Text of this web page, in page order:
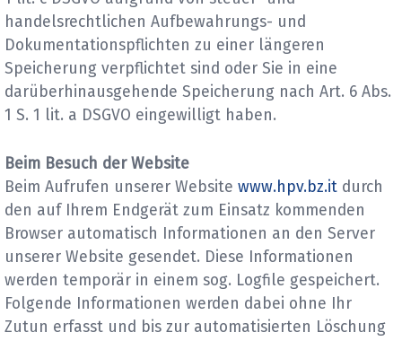
handelsrechtlichen Aufbewahrungs- und
Dokumentationspflichten zu einer längeren
Speicherung verpflichtet sind oder Sie in eine
darüberhinausgehende Speicherung nach Art. 6 Abs.
1 S. 1 lit. a DSGVO eingewilligt haben.
Beim Besuch der Website
Beim Aufrufen unserer Website www.hpv.bz.it durch
den auf Ihrem Endgerät zum Einsatz kommenden
Browser automatisch Informationen an den Server
unserer Website gesendet. Diese Informationen
werden temporär in einem sog. Logfile gespeichert.
Folgende Informationen werden dabei ohne Ihr
Zutun erfasst und bis zur automatisierten Löschung